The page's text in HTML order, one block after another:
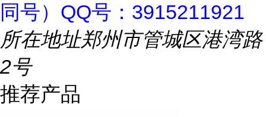
同号）QQ号：3915211921
所在地址郑州市管城区港湾路
2号
推荐产品